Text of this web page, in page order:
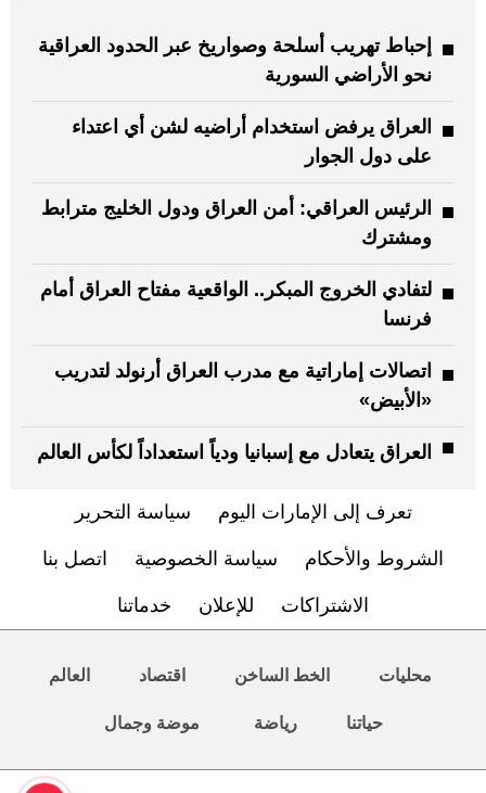
إحباط تهريب أسلحة وصواريخ عبر الحدود العراقية
نحو الأراضي السورية
العراق يرفض استخدام أراضيه لشن أي اعتداء
على دول الجوار
الرئيس العراقي: أمن العراق ودول الخليج مترابط
ومشترك
لتفادي الخروج المبكر.. الواقعية مفتاح العراق أمام
فرنسا
اتصالات إماراتية مع مدرب العراق أرنولد لتدريب
«الأبيض»
العراق يتعادل مع إسبانيا ودياً استعداداً لكأس العالم
تعرف إلى الإمارات اليوم سياسة التحرير
الشروط والأحكام سياسة الخصوصية اتصل بنا
الاشتراكات للإعلان خدماتنا
محليات الخط الساخن اقتصاد العالم
حياتنا رياضة موضة وجمال